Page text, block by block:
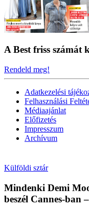
A Best friss számát
Rendeld meg!
Adatkezelési
Felhasználási
Médiaajánlat
Előfizetés
Impresszum
Archívum
Külföldi sztár
Mindenki Demi
beszél Cannes-ban